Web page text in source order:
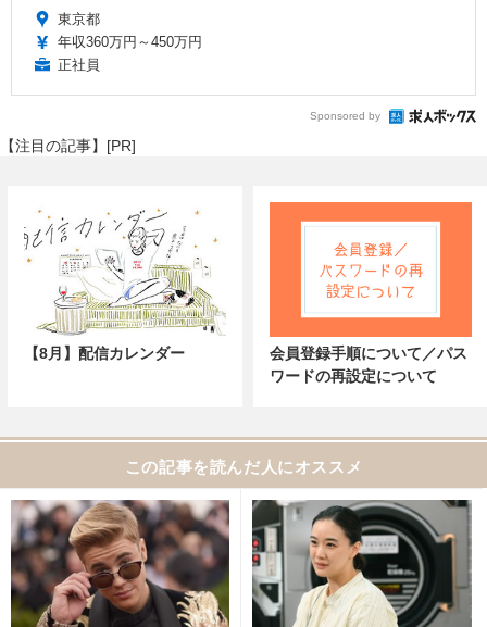
東京都
年収360万円～450万円
正社員
Sponsored by
【注目の記事】[PR]
【8月】配信カレンダー
会員登録手順について／パス
ワードの再設定について
この記事を読んだ人にオススメ